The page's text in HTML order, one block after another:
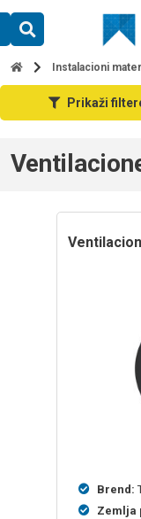
content
Instalacioni
Prikaži
Brend:
Zemlja